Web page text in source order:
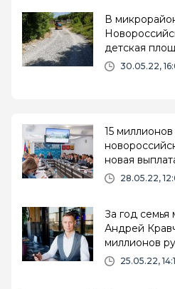
В
детская
30.05.22,
15
новая
28.05.22,
За год
Андрей
миллионов
25.05.22,